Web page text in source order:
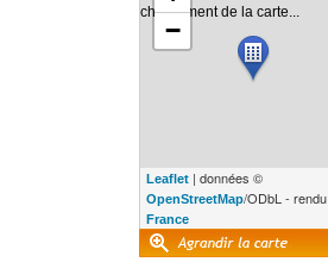
chargement de la carte...
−
Leaflet| données ©
OpenStreetMap/ODbL - rendu
France